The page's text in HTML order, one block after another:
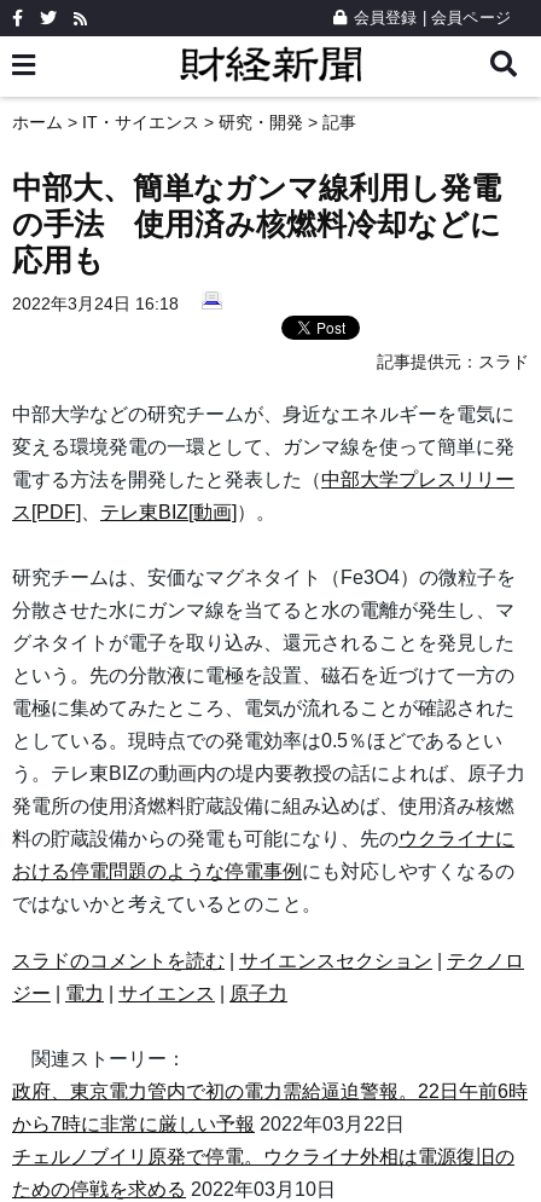
会員登録 会員ページ
ホーム > IT・サイエンス > 研究・開発 > 記事
中部大、簡単なガンマ線利用し発電
の手法 使用済み核燃料冷却などに
応用も
2022年3月24日 16:18
記事提供元： スラド
中部大学などの研究チームが、身近なエネルギーを電気に
変える環境発電の一環として、ガンマ線を使って簡単に発
電する方法を開発したと発表した（中部大学プレスリリー
ス[PDF]
テレ東BIZ[動画] ）。
研究チームは、安価なマグネタイト（Fe3O4）の微粒子を
分散させた水にガンマ線を当てると水の電離が発生し、マ
グネタイトが電子を取り込み、還元されることを発見した
という。先の分散液に電極を設置、磁石を近づけて一方の
電極に集めてみたところ、電気が流れることが確認された
としている。現時点での発電効率は0.5％ほどであるとい
う。テレ東BIZの動画内の堤内要教授の話によれば、原子力
発電所の使用済燃料貯蔵設備に組み込めば、使用済み核燃
料の貯蔵設備からの発電も可能になり、先のウクライナに
おける停電問題のような停電事例 にも対応しやすくなるの
ではないかと考えているとのこと。
スラドのコメントを読む サイエンスセクション
テクノロ
ジー
電力 サイエンス 原子力
関連ストーリー：
政府、東京電力管内で初の電力需給逼迫警報。22日午前6時
から7時に非常に厳しい予報 2022年03月22日
チェルノブイリ原発で停電。ウクライナ外相は電源復旧の
ための停戦を求める 2022年03月10日